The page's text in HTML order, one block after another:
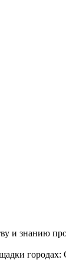
и знанию
городах: